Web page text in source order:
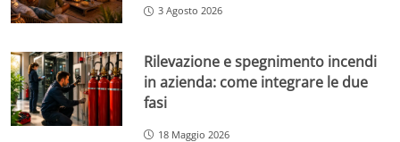
3 Agosto 2026
Rilevazione e spegnimento incendi
in azienda: come integrare le due
fasi
18 Maggio 2026